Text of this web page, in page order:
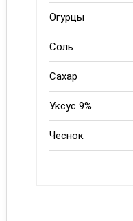
Огурцы
Соль
Сахар
Уксус 9%
Чеснок